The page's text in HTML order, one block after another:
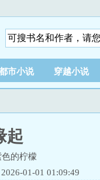
市小说 穿越小说
起
的柠檬
01-01 01:09:49